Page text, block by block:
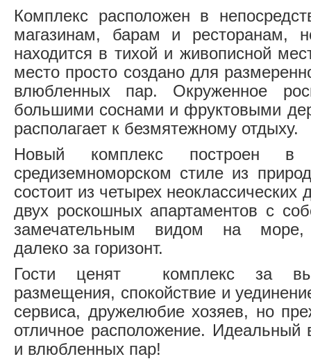
Комплекс расположен в
магазинам, барам и
находится в тихой и живописной
место просто создано для
влюбленных пар. Окруженное
большими соснами и фруктовыми
располагает к безмятежному отдыху.
Новый комплекс построен
средиземноморском стиле из
состоит из четырех неоклассических
двух роскошных апартаментов с
замечательным видом на море,
далеко за горизонт.
Гости ценят комплекс за
размещения, спокойствие и
сервиса, дружелюбие хозяев, но
отличное расположение. Идеальный
и влюбленных пар!